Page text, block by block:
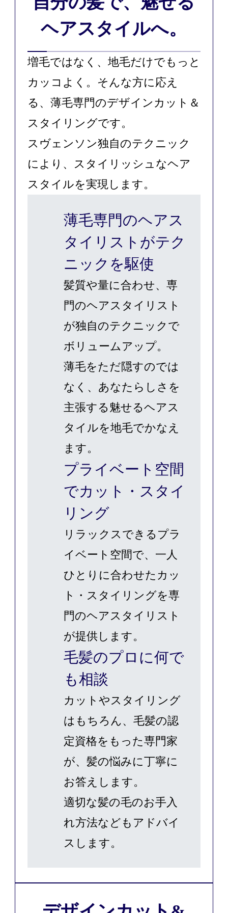
ヘアスタイルへ。
増毛ではなく、地毛だけでもっと
カッコよく。そんな方に応え
る、薄毛専門のデザインカット＆
スタイリングです。
スヴェンソン独自のテクニック
により、スタイリッシュなヘア
スタイルを実現します。
薄毛専門のヘアス
タイリストがテク
ニックを駆使
髪質や量に合わせ、専
門のヘアスタイリスト
が独自のテクニックで
ボリュームアップ。
薄毛をただ隠すのでは
なく、あなたらしさを
主張する魅せるヘアス
タイルを地毛でかなえ
ます。
プライベート空間
でカット・スタイ
リング
リラックスできるプラ
イベート空間で、一人
ひとりに合わせたカッ
ト・スタイリングを専
門のヘアスタイリスト
が提供します。
毛髪のプロに何で
も相談
カットやスタイリング
はもちろん、毛髪の認
定資格をもった専門家
が、髪の悩みに丁寧に
お答えします。
適切な髪の毛のお手入
れ方法などもアドバイ
スします。